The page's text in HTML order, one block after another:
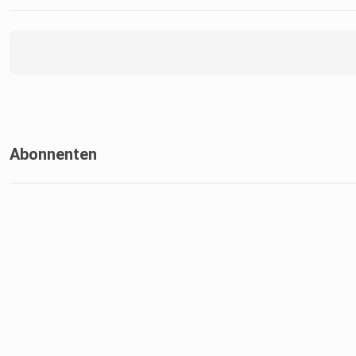
Abonnenten